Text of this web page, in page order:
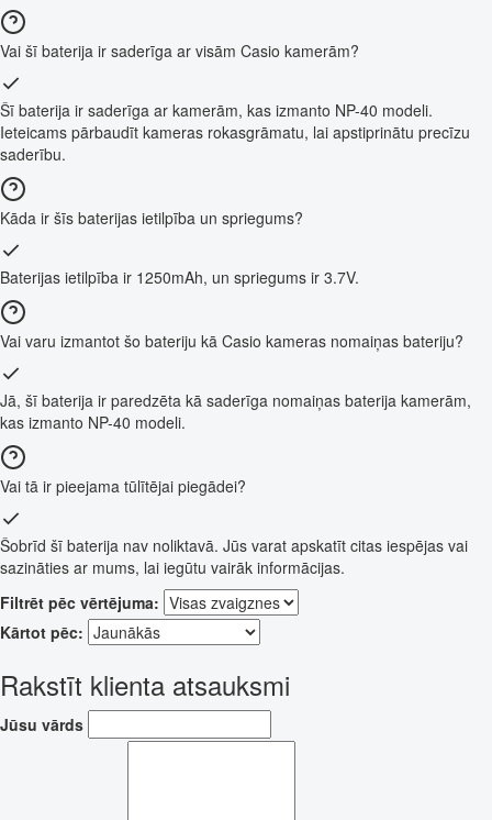
Vai šī baterija ir saderīga ar visām Casio kamerām?
Šī baterija ir saderīga ar kamerām, kas izmanto NP-40 modeli.
Ieteicams pārbaudīt kameras rokasgrāmatu, lai apstiprinātu precīzu
saderību.
Kāda ir šīs baterijas ietilpība un spriegums?
Baterijas ietilpība ir 1250mAh, un spriegums ir 3.7V.
Vai varu izmantot šo bateriju kā Casio kameras nomaiņas bateriju?
Jā, šī baterija ir paredzēta kā saderīga nomaiņas baterija kamerām,
kas izmanto NP-40 modeli.
Vai tā ir pieejama tūlītējai piegādei?
Šobrīd šī baterija nav noliktavā. Jūs varat apskatīt citas iespējas vai
sazināties ar mums, lai iegūtu vairāk informācijas.
Filtrēt pēc vērtējuma:
Kārtot pēc:
Rakstīt klienta atsauksmi
Jūsu vārds